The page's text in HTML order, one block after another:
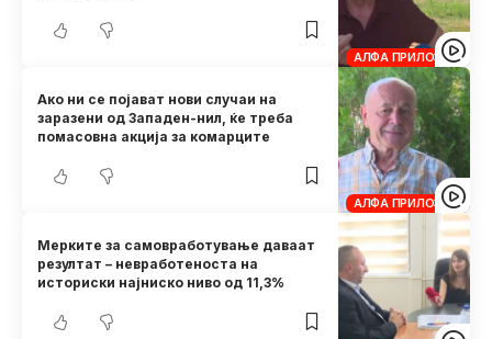
АЛФА ПРИЛОЗИ
АЛФА ПРИЛОЗИ
Ако ни се појават нови случаи на
заразени од Западен-нил, ќе треба
помасовна акција за комарците
Мерките за самовработување даваат
резултат – невработеноста на
историски најниско ниво од 11,3%